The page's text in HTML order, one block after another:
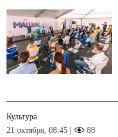
Культура
21 октября, 08:45 |
88